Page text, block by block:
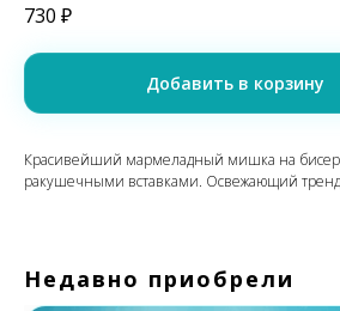
730 ₽
Добавить в корзину
Красивейший мармеладный мишка на
ракушечными вставками. Освежающий тренд
Недавно приобрели